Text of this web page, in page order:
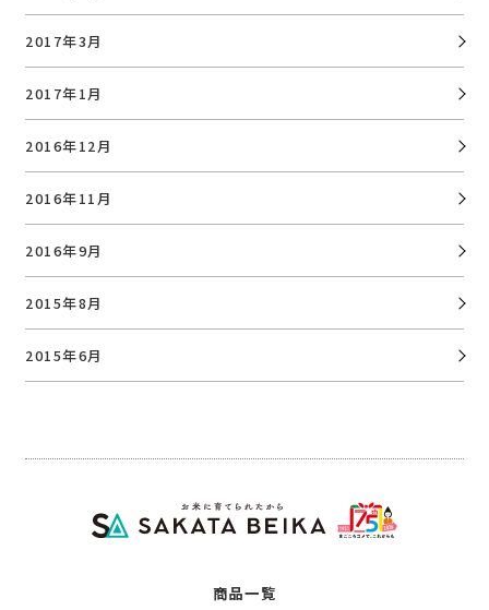
2017年3月
2017年1月
2016年12月
2016年11月
2016年9月
2015年8月
2015年6月
商品一覧